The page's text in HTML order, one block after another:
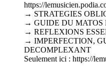
https://
→ STRATEGIES
→ GUIDE DU MATOS
→ REFLEXIONS
→ IMPERFECTION,
DECOMPLEXANT
Seulement ici : https://